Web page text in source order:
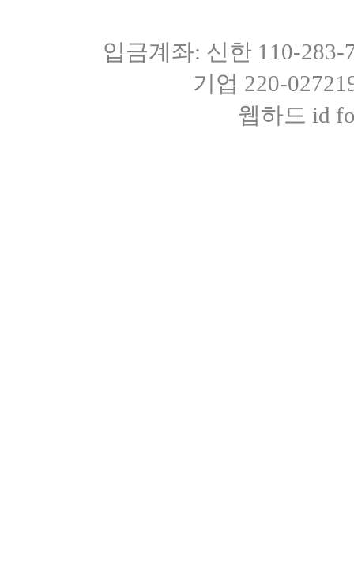
입금계좌: 신한 110-
기업 220-
웹하드 id